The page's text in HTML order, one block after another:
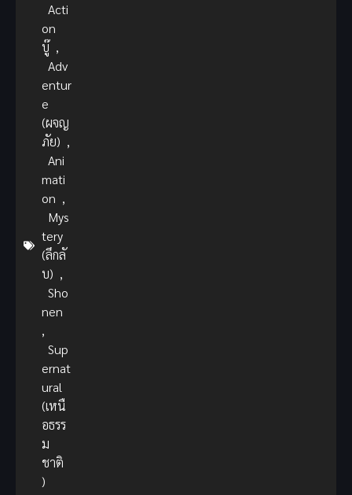
Acti
on
บู๊ ,
Adv
entur
e
(ผจญ
ภัย) ,
Ani
mati
on ,
Mys
tery
(ลึกลั
บ) ,
Sho
nen
,
Sup
ernat
ural
(เหนื
อธรร
ม
ชาติ
)